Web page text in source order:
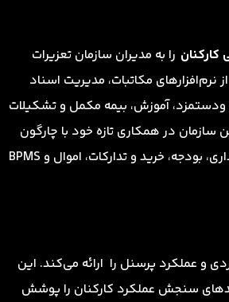
را به مدیران سازمان تعزیرات
مکاتبات، مدیریت اسناد
ودستمزد، آموزش، بیمه مکمل و تشکیلات
سازمان در همکاری تازه خود با چارگون
استقرار سیستم ارزیابی عملکرد دیدگاه را برگزیده است. نصب سیستم‌های حسابداری، بودجه، خرید و تدارکات، اموال و BPMS
و عملکرد پرسنل را ارائه می‌کند. این
متدهای سنجش عملکرد کارکنان را پوشش